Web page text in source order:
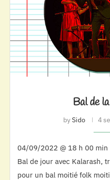
Bal de
bySido 4
04/09/2022 @ 18 h 00
Bal de jour avec Kalarash,
pour un bal moitié folk